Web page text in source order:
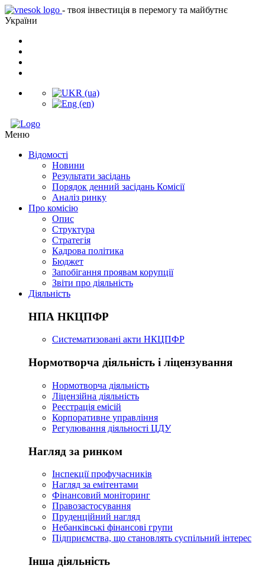
- твоя інвестиція в перемогу та майбутнє
України
Меню
Відомості
Новини
Результати засідань
Порядок денний засідань Комісії
Аналіз ринку
Про комісію
Опис
Структура
Стратегія
Кадрова політика
Бюджет
Запобігання проявам корупції
Звіти про діяльність
Діяльність
НПА НКЦПФР
Систематизовані акти НКЦПФР
Нормотворча діяльність і ліцензування
Нормотворча діяльність
Ліцензійна діяльність
Реєстрація емісій
Корпоративне управління
Регулювання діяльності ЦДУ
Нагляд за ринком
Інспекції профучасників
Нагляд за емітентами
Фінансовий моніторинг
Правозастосування
Пруденційний нагляд
Небанківські фінансові групи
Підприємства, що становлять суспільний інтерес
Інша діяльність